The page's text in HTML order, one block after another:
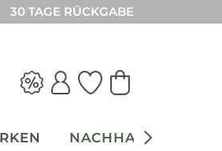
30 TAGE RÜCKGABE
NACHHALTIGKEIT